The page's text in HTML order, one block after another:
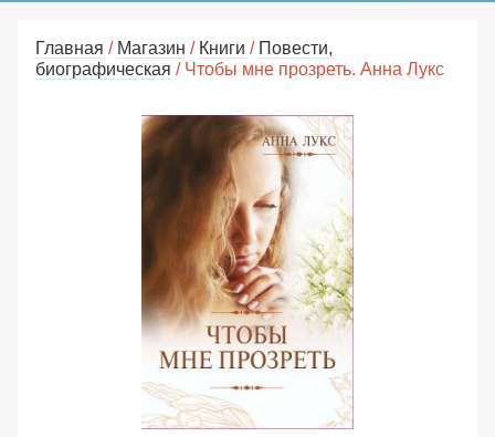
Главная / Магазин / Книги / Повести,
биографическая / Чтобы мне прозреть. Анна Лукс